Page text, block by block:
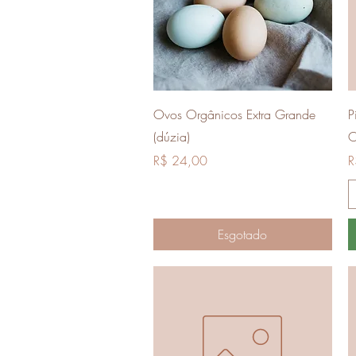
Visualização rápida
Ovos Orgânicos Extra Grande
(dúzia)
Preço
R$ 24,00
Esgotado